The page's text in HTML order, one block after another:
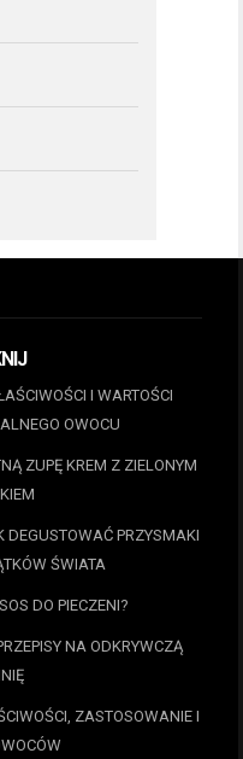
I WARTOŚCI
OWOCU
ZUPĘ KREM Z ZIELONYM
PRZYSMAKI
ŚWIATA
DO PIECZENI?
NA ODKRYWCZĄ
ZASTOSOWANIE I